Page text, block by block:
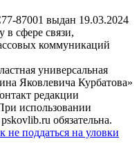
87001 выдан 19.03.2024
в сфере связи,
коммуникаций
универсальная
Яковлевича Курбатова»
редакции
использовании
обязательна.
не поддаться на уловки